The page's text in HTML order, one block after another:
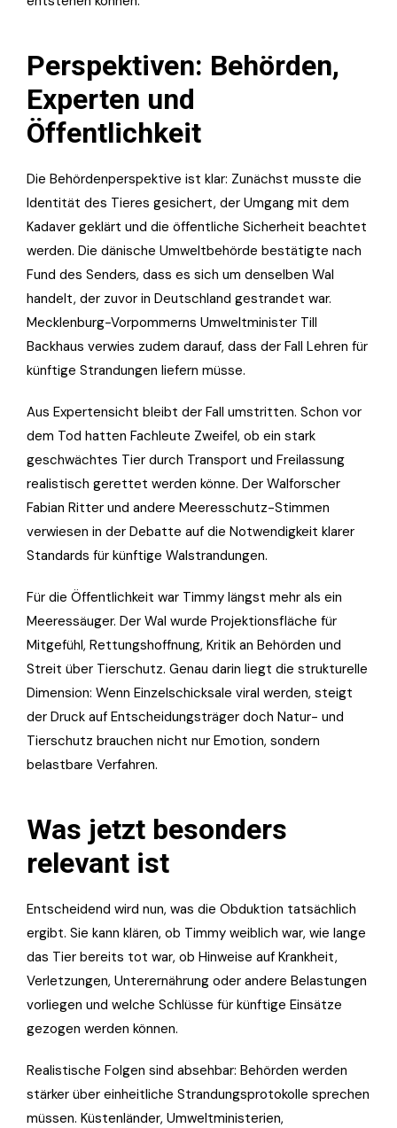
Perspektiven: Behörden,
Experten und
Öffentlichkeit
Die Behördenperspektive ist klar: Zunächst musste die
Identität des Tieres gesichert, der Umgang mit dem
Kadaver geklärt und die öffentliche Sicherheit beachtet
werden. Die dänische Umweltbehörde bestätigte nach
Fund des Senders, dass es sich um denselben Wal
handelt, der zuvor in Deutschland gestrandet war.
Mecklenburg-Vorpommerns Umweltminister Till
Backhaus verwies zudem darauf, dass der Fall Lehren für
künftige Strandungen liefern müsse.
Aus Expertensicht bleibt der Fall umstritten. Schon vor
dem Tod hatten Fachleute Zweifel, ob ein stark
geschwächtes Tier durch Transport und Freilassung
realistisch gerettet werden könne. Der Walforscher
Fabian Ritter und andere Meeresschutz-Stimmen
verwiesen in der Debatte auf die Notwendigkeit klarer
Standards für künftige Walstrandungen.
Für die Öffentlichkeit war Timmy längst mehr als ein
Meeressäuger. Der Wal wurde Projektionsfläche für
Mitgefühl, Rettungshoffnung, Kritik an Behörden und
Streit über Tierschutz. Genau darin liegt die strukturelle
Dimension: Wenn Einzelschicksale viral werden, steigt
der Druck auf Entscheidungsträger doch Natur- und
Tierschutz brauchen nicht nur Emotion, sondern
belastbare Verfahren.
Was jetzt besonders
relevant ist
Entscheidend wird nun, was die Obduktion tatsächlich
ergibt. Sie kann klären, ob Timmy weiblich war, wie lange
das Tier bereits tot war, ob Hinweise auf Krankheit,
Verletzungen, Unterernährung oder andere Belastungen
vorliegen und welche Schlüsse für künftige Einsätze
gezogen werden können.
Realistische Folgen sind absehbar: Behörden werden
stärker über einheitliche Strandungsprotokolle sprechen
müssen. Küstenländer, Umweltministerien,